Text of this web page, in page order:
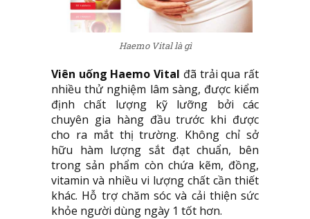
Haemo Vital là gì
Viên uống Haemo Vital đã trải qua rất
nhiều thử nghiệm lâm sàng, được kiểm
định chất lượng kỹ lưỡng bởi các
chuyên gia hàng đầu trước khi được
cho ra mắt thị trường. Không chỉ sở
hữu hàm lượng sắt đạt chuẩn, bên
trong sản phẩm còn chứa kẽm, đồng,
vitamin và nhiều vi lượng chất cần thiết
khác. Hỗ trợ chăm sóc và cải thiện sức
khỏe người dùng ngày 1 tốt hơn.